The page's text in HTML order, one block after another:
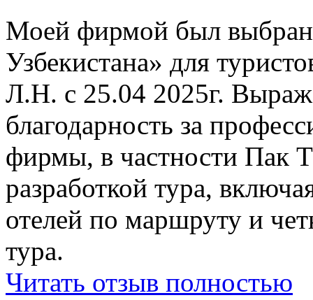
Моей фирмой был выбран
Узбекистана» для
Л.Н. с 25.04 2025г.
благодарность за
фирмы, в частности Пак
разработкой тура,
отелей по маршруту и
тура.
Читать отзыв полностью